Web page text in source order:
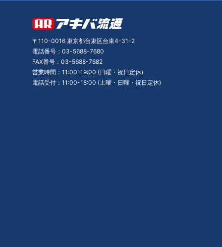
〒110-0016 東京都台東区台東4-31-2
電話番号：03-5688-7680
FAX番号：03-5688-7682
営業時間：11:00-19:00 (日曜・祝日定休)
電話受付：11:00-18:00 (土曜・日曜・祝日定休)